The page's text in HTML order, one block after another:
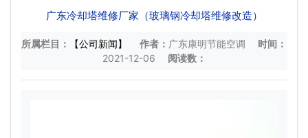
广东冷却塔维修厂家（玻璃钢冷却塔维修改造）
所属栏目： 【公司新闻】 作者： 广东康明节能空调
时间：
2021-12-06
阅读数：